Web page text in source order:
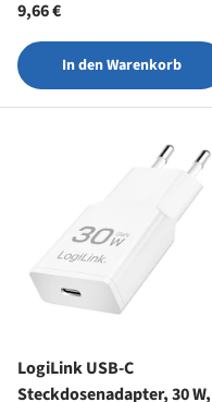
Normaler Preis
9,66 €
In den Warenkorb
LogiLink USB-C
Steckdosenadapter, 30 W,